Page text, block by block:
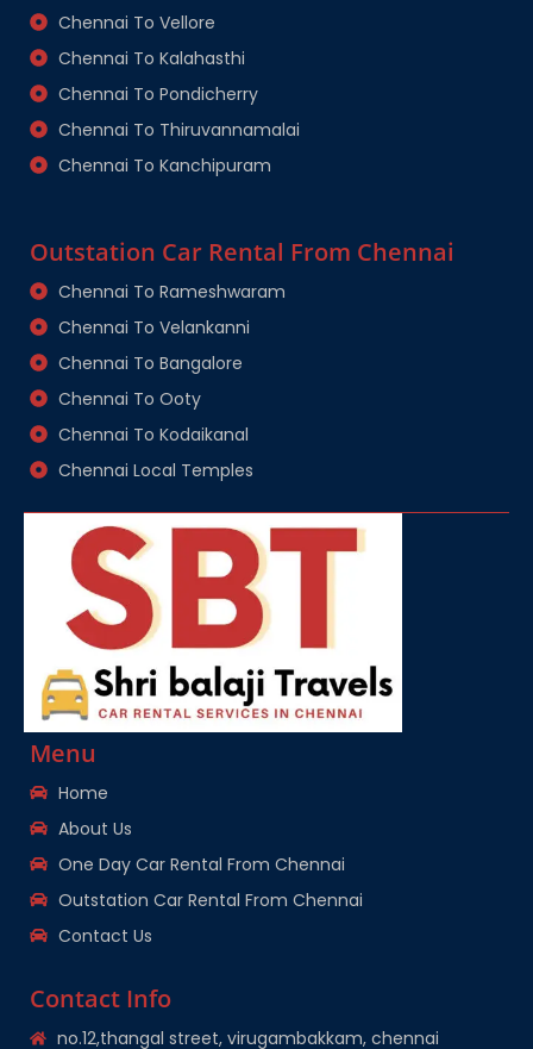
Chennai To Vellore
Chennai To Kalahasthi
Chennai To Pondicherry
Chennai To Thiruvannamalai
Chennai To Kanchipuram
Outstation Car Rental From Chennai
Chennai To Rameshwaram
Chennai To Velankanni
Chennai To Bangalore
Chennai To Ooty
Chennai To Kodaikanal
Chennai Local Temples
Menu
Home
About Us
One Day Car Rental From Chennai
Outstation Car Rental From Chennai
Contact Us
Contact Info
no.12,thangal street, virugambakkam, chennai